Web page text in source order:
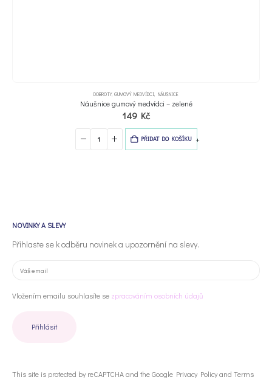
DOBROTY, GUMOVÝ MEDVÍDCI NÁUŠNICE
Náušnice gumový medvídci – zelené
149 Kč
PŘIDAT DO KOŠÍKU
- +
NOVINKY A SLEVY
Přihlaste se k odběru novinek a upozornění na slevy.
Vložením emailu souhlasíte se zpracováním osobních údajů
This site is protected by reCAPTCHA and the Google Privacy Policyand Terms